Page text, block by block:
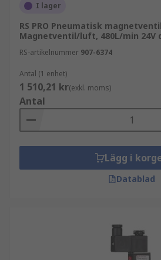
I lager
RS PRO Pneumatisk
Magnetventil/luft, 480L/min 24V
RS-artikelnummer 907-6374
Antal (1 enhet)
1 510,21 kr(exkl. moms)
Antal
Lägg i
Datablad